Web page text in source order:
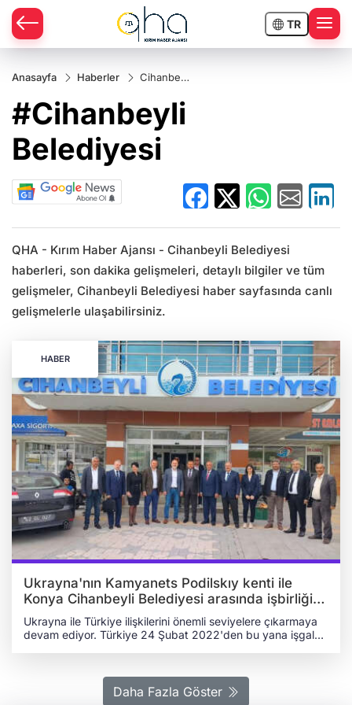
TR
Anasayfa Haberler
Cihanbeyli
#Cihanbeyli
Belediyesi
QHA - Kırım Haber Ajansı - Cihanbeyli Belediyesi
haberleri, son dakika gelişmeleri, detaylı bilgiler ve tüm
gelişmeler, Cihanbeyli Belediyesi haber sayfasında canlı
gelişmelerle ulaşabilirsiniz.
HABER
Ukrayna'nın Kamyanets Podilskıy kenti ile
Konya Cihanbeyli Belediyesi arasında işbirliği
anlaşması
Ukrayna ile Türkiye ilişkilerini önemli seviyelere çıkarmaya
devam ediyor. Türkiye 24 Şubat 2022'den bu yana işgalci
PODİLSKIY İLE CİHANBEYLİ BELEDİYESİ ARASINDA
İŞBİRLİĞİ ANLAŞMASI İMZALANDI Ukrayna'nın Ankara
Büyükelçisi Vasıl Bodnar, Konya'nın Cihanbeyli Belediyesi ile
Daha Fazla Göster